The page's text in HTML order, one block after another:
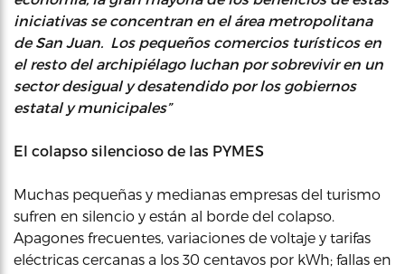
iniciativas se concentran en el área metropolitana
de San Juan. Los pequeños comercios turísticos en
el resto del archipiélago luchan por sobrevivir en un
sector desigual y desatendido por los gobiernos
estatal y municipales”
El colapso silencioso de las PYMES
Muchas pequeñas y medianas empresas del turismo
sufren en silencio y están al borde del colapso.
Apagones frecuentes, variaciones de voltaje y tarifas
eléctricas cercanas a los 30 centavos por kWh; fallas en